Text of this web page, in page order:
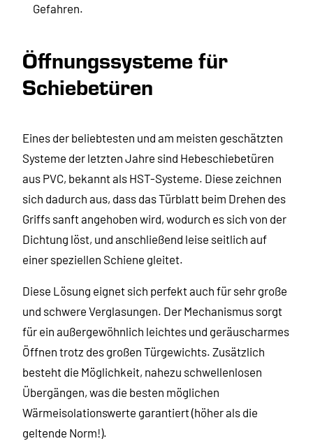
Gefahren.
Öffnungssysteme für
Schiebetüren
Eines der beliebtesten und am meisten geschätzten
Systeme der letzten Jahre sind Hebeschiebetüren
aus PVC, bekannt als HST-Systeme. Diese zeichnen
sich dadurch aus, dass das Türblatt beim Drehen des
Griffs sanft angehoben wird, wodurch es sich von der
Dichtung löst, und anschließend leise seitlich auf
einer speziellen Schiene gleitet.
Diese Lösung eignet sich perfekt auch für sehr große
und schwere Verglasungen. Der Mechanismus sorgt
für ein außergewöhnlich leichtes und geräuscharmes
Öffnen trotz des großen Türgewichts. Zusätzlich
besteht die Möglichkeit, nahezu schwellenlosen
Übergängen, was die besten möglichen
Wärmeisolationswerte garantiert (höher als die
geltende Norm!).